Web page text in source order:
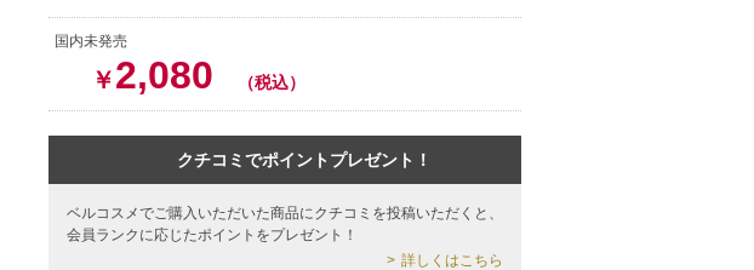
国内未発売
￥2,080 （税込）
クチコミでポイントプレゼント！
ベルコスメでご購入いただいた商品にクチコミを投稿いただくと、
会員ランクに応じたポイントをプレゼント！
詳しくはこちら